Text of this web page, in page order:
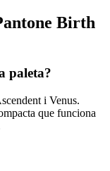
Birth
paleta?
i Venus.
que funciona